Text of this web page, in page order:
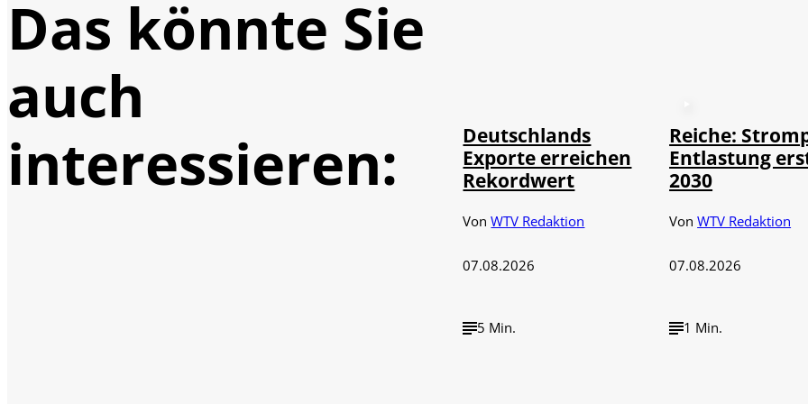
Das könnte Sie
auch
interessieren:
Deutschlands
Exporte erreichen
Rekordwert
VonWTV Redaktion
07.08.2026
5 Min.
Reiche:
Entlastung
2030
VonWTV Redaktion
07.08.2026
1 Min.